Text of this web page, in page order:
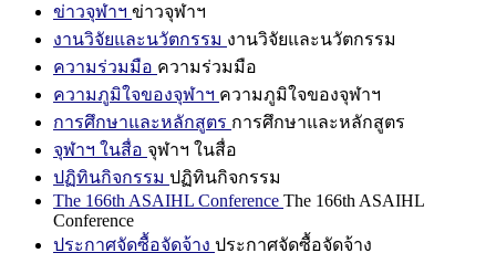
ข่าวจุฬาฯ ข่าวจุฬาฯ
งานวิจัยและนวัตกรรม งานวิจัยและนวัตกรรม
ความร่วมมือ ความร่วมมือ
ความภูมิใจของจุฬาฯ ความภูมิใจของจุฬาฯ
การศึกษาและหลักสูตร การศึกษาและหลักสูตร
จุฬาฯ ในสื่อ จุฬาฯ ในสื่อ
ปฏิทินกิจกรรม ปฏิทินกิจกรรม
The 166th ASAIHL Conference The 166th ASAIHL
Conference
ประกาศจัดซื้อจัดจ้าง ประกาศจัดซื้อจัดจ้าง